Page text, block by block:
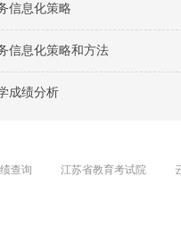
信息化策略
信息化策略和方法
成绩分析
查询 江苏省教育考试院